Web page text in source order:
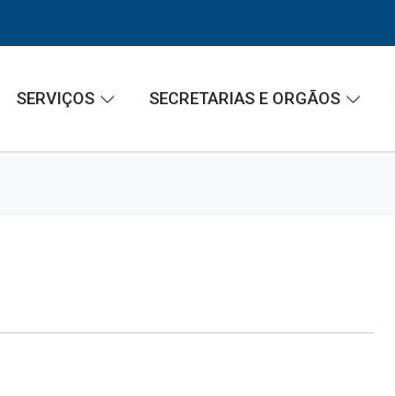
SERVIÇOS SECRETARIAS E ORGÃOS